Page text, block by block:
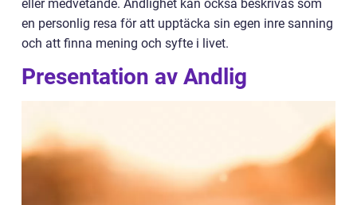
eller medvetande. Andlighet kan också beskrivas som
en personlig resa för att upptäcka sin egen inre sanning
och att finna mening och syfte i livet.
Presentation av Andlig